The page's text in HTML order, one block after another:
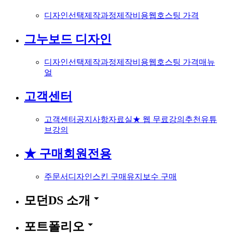
디자인선택제작과정제작비용웹호스팅 가격
그누보드 디자인
디자인선택제작과정제작비용웹호스팅 가격매뉴
얼
고객센터
고객센터 공지사항자료실★ 웹 무료강의 추천유튜
브강의
★ 구매회원전용
주문서 디자인스킨 구매 유지보수 구매
모던DS 소개 arrow_drop_down
포트폴리오 arrow_drop_down